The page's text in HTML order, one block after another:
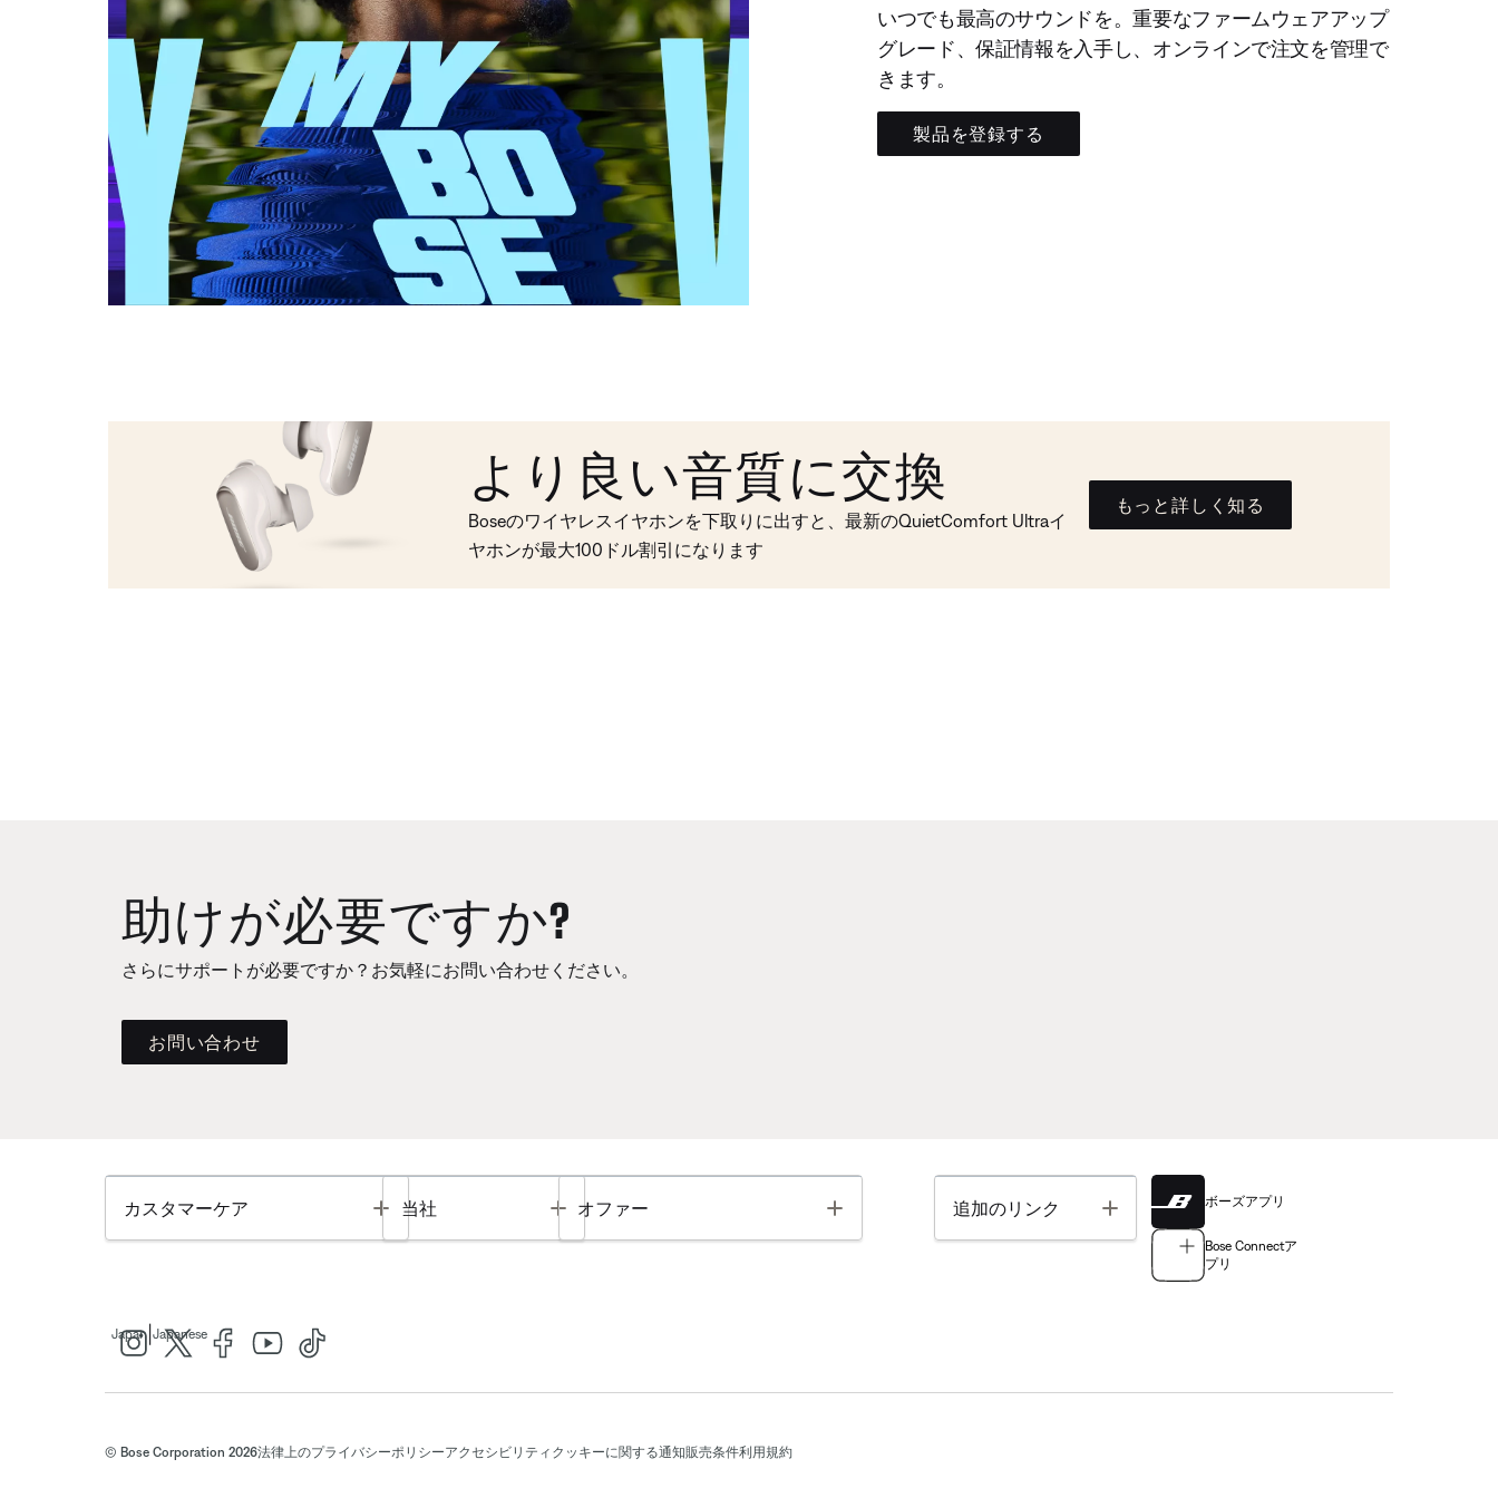
いつでも最高のサウンドを。重要なファームウェアアップ
グレード、保証情報を入手し、オンラインで注文を管理で
きます。
製品を登録する
より良い音質に交換
Boseのワイヤレスイヤホンを下取りに出すと、最新のQuietComfort Ultraイ
ヤホンが最大100ドル割引になります
もっと詳しく知る
助けが必要ですか?
さらにサポートが必要ですか？お気軽にお問い合わせください。
お問い合わせ
カスタマーケア Toggle
当社 Toggle
オファー Toggle 追加のリンク Toggle ボーズアプリ
Bose Connectア
プリ
Japan Japanese
© Bose Corporation 2026法律上のプライバシーポリシーアクセシビリティ クッキーに関する通知販売条件利用規約